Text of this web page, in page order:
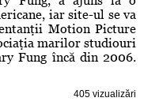
iar site-ul se va
Motion Picture
marilor studiouri
Fung încă din 2006.
405 vizualizări